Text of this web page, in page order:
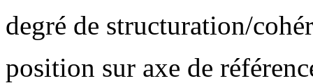
degré de structuration/
position sur axe de